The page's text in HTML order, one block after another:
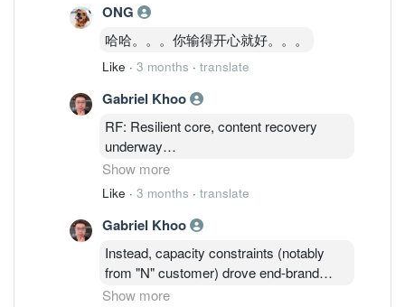
卖了就静静等他下就好
。。
不要 讲到很厉害看图这样，
天天在人家伤口撒盐
。。
ONG
哈哈。。。你输得开心就好。。。
Like · 3 months · translate
Gabriel Khoo
RF: Resilient core, content recovery
underway
RF remains the earnings backbone,
themes.
Content recovery gaining traction: 1 → 4
circuits for FY27 (Sept26), with next 2gen
Show more
Like · 3 months · translate
Gabriel Khoo
Instead, capacity constraints (notably
from "N" customer) drove end-brand
owner to secure long-term partnerships
Show more